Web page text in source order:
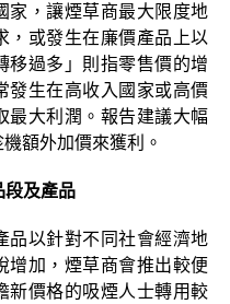
家，讓煙草商最大限度地
，或發生在廉價產品上以
移過多」則指零售價的增
發生在高收入國家或高價
最大利潤。報告建議大幅
額外加價來獲利。
段及產品
品以針對不同社會經濟地
增加，煙草商會推出較便
新價格的吸煙人士轉用較